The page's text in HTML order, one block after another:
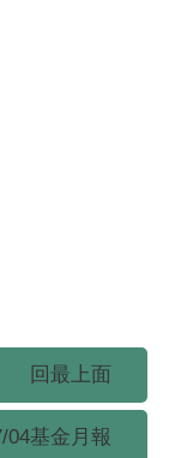
回最上面
04基金月報